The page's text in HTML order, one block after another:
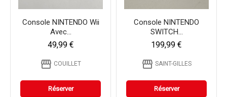
Console NINTENDO Wii
Avec...
49,99 €
storefront COUILLET
Réserver
Console NINTENDO
SWITCH...
199,99 €
storefront SAINT-GILLES
Réserver